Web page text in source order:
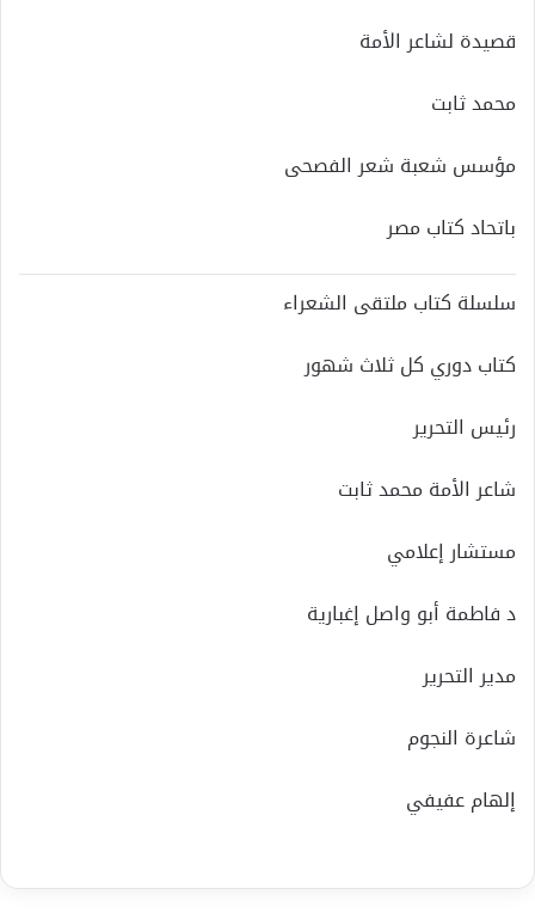
قصيدة لشاعر الأمة
محمد ثابت
مؤسس شعبة شعر الفصحى
باتحاد كتاب مصر
سلسلة كتاب ملتقى الشعراء
كتاب دوري كل ثلاث شهور
رئيس التحرير
شاعر الأمة محمد ثابت
مستشار إعلامي
د فاطمة أبو واصل إغبارية
مدير التحرير
شاعرة النجوم
إلهام عفيفي